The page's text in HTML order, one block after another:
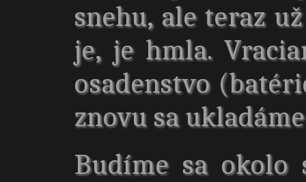
snehu, ale teraz
je, je hmla.
osadenstvo
znovu sa
Budíme sa okolo